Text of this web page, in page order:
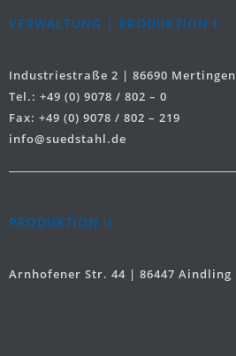
VERWALTUNG | PRODUKTION I
Industriestraße 2 | 86690 Mertingen
Tel.: +49 (0) 9078 / 802 – 0
Fax: +49 (0) 9078 / 802 – 219
info@suedstahl.de
PRODUKTION II
Arnhofener Str. 44 | 86447 Aindling